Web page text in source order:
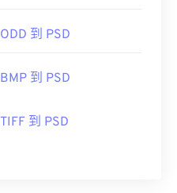
ODD 到 PSD
BMP 到 PSD
TIFF 到 PSD